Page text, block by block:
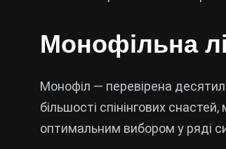
Монофільна
Монофіл — перевірена
більшості спінінгових
оптимальним вибором у ряді